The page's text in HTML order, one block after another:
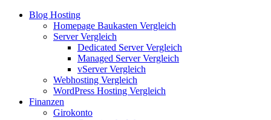
Blog Hosting
Homepage Baukasten Vergleich
Server Vergleich
Dedicated Server Vergleich
Managed Server Vergleich
vServer Vergleich
Webhosting Vergleich
WordPress Hosting Vergleich
Finanzen
Girokonto